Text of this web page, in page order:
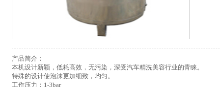
产品简介：
本机设计新颖，低耗高效，无污染，深受汽车精洗美容行业的青睐。
特殊的设计使泡沫更加细致，均匀。
工作压力：1-3bar